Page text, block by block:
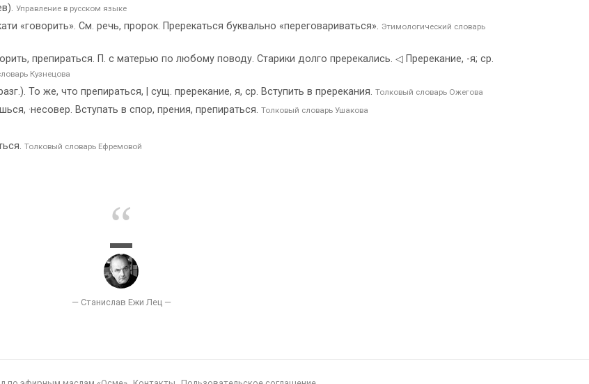
Управление в русском языке
«говорить». См. речь, пророк. Пререкаться буквально «переговариваться». Этимологический словарь
препираться. П. с матерью по любому поводу. Старики долго пререкались. ◁ Пререкание, -я; ср.
Кузнецова
То же, что препираться, | сущ. пререкание, я, ср. Вступить в пререкания. Толковый словарь Ожегова
·несовер. Вступать в спор, прения, препираться. Толковый словарь Ушакова
Толковый словарь Ефремовой